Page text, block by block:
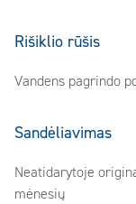
Rišiklio rūšis
Vandens pagrindo
Sandėliavimas
Neatidarytoje
mėnesių